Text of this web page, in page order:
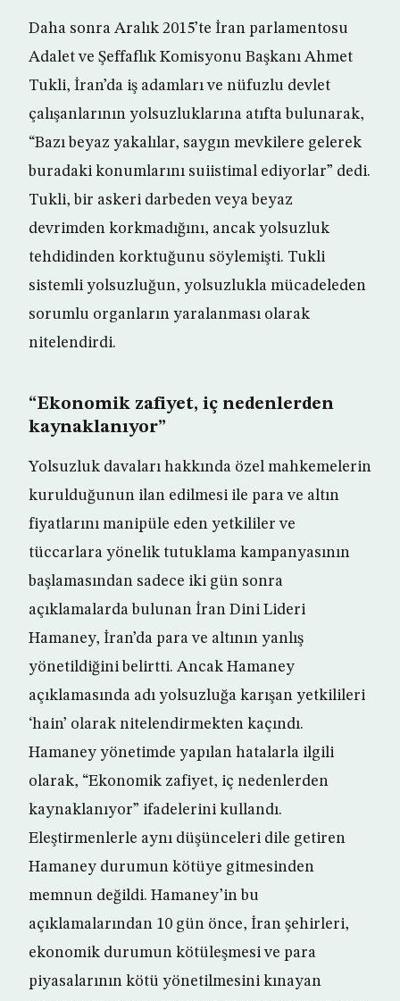
Daha sonra Aralık 2015’te İran parlamentosu
Adalet ve Şeffaflık Komisyonu Başkanı Ahmet
Tukli, İran’da iş adamları ve nüfuzlu devlet
çalışanlarının yolsuzluklarına atıfta bulunarak,
“Bazı beyaz yakalılar, saygın mevkilere gelerek
buradaki konumlarını suiistimal ediyorlar” dedi.
Tukli, bir askeri darbeden veya beyaz
devrimden korkmadığını, ancak yolsuzluk
tehdidinden korktuğunu söylemişti. Tukli
sistemli yolsuzluğun, yolsuzlukla mücadeleden
sorumlu organların yaralanması olarak
nitelendirdi.
“Ekonomik zafiyet, iç nedenlerden
kaynaklanıyor”
Yolsuzluk davaları hakkında özel mahkemelerin
kurulduğunun ilan edilmesi ile para ve altın
fiyatlarını manipüle eden yetkililer ve
tüccarlara yönelik tutuklama kampanyasının
başlamasından sadece iki gün sonra
açıklamalarda bulunan İran Dini Lideri
Hamaney, İran’da para ve altının yanlış
yönetildiğini belirtti. Ancak Hamaney
açıklamasında adı yolsuzluğa karışan yetkilileri
‘hain’ olarak nitelendirmekten kaçındı.
Hamaney yönetimde yapılan hatalarla ilgili
olarak, “Ekonomik zafiyet, iç nedenlerden
kaynaklanıyor” ifadelerini kullandı.
Eleştirmenlerle aynı düşünceleri dile getiren
Hamaney durumun kötüye gitmesinden
memnun değildi. Hamaney’in bu
açıklamalarından 10 gün önce, İran şehirleri,
ekonomik durumun kötüleşmesi ve para
piyasalarının kötü yönetilmesini kınayan